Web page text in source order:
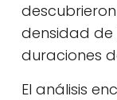
densidad
duraciones
El análisis